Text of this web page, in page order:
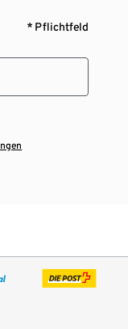
* Pflichtfeld